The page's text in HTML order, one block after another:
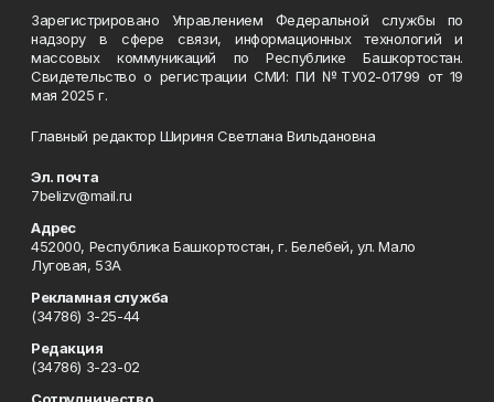
Зарегистрировано Управлением Федеральной службы по
надзору в сфере связи, информационных технологий и
массовых коммуникаций по Республике Башкортостан.
Свидетельство о регистрации СМИ: ПИ №ТУ02-01799 от 19
мая 2025 г.
Главный редактор Шириня Светлана Вильдановна
Эл. почта
7belizv@mail.ru
Адрес
452000, Республика Башкортостан, г. Белебей, ул. Мало
Луговая, 53А
Рекламная служба
(34786) 3-25-44
Редакция
(34786) 3-23-02